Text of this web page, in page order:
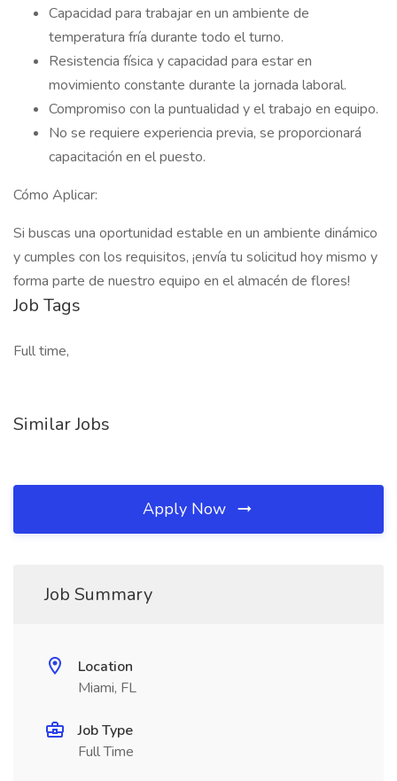
Capacidad para trabajar en un ambiente de
temperatura fría durante todo el turno.
Resistencia física y capacidad para estar en
movimiento constante durante la jornada laboral.
Compromiso con la puntualidad y el trabajo en equipo.
No se requiere experiencia previa, se proporcionará
capacitación en el puesto.
Cómo Aplicar:
Si buscas una oportunidad estable en un ambiente dinámico
y cumples con los requisitos, ¡envía tu solicitud hoy mismo y
forma parte de nuestro equipo en el almacén de flores!
Job Tags
Full time,
Similar Jobs
Apply Now
Job Summary
Location
Miami, FL
Job Type
Full Time